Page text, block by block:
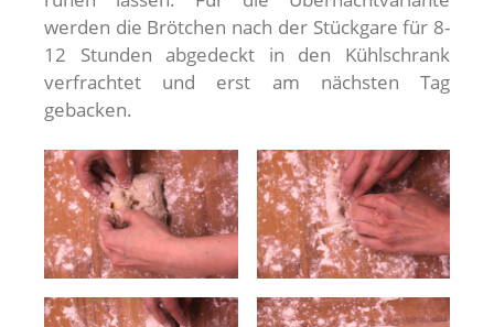
werden die Brötchen nach der Stückgare für 8-
12 Stunden abgedeckt in den Kühlschrank
verfrachtet und erst am nächsten Tag
gebacken.